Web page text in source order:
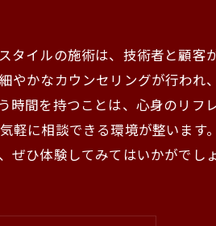
イルの施術は、技術者と顧客
かなカウンセリングが行われ
間を持つことは、心身のリフ
に相談できる環境が整います
ひ体験してみてはいかがでしょ